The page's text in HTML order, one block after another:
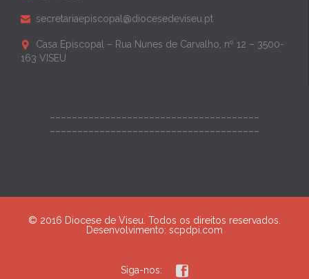
 secretariaepiscopal@diocesedeviseu.pt

Casa Episcopal – Rua Nunes de Carvalho, nº 12 – 3500-
163 VISEU
© 2016 Diocese de Viseu. Todos os direitos reservados.
Desenvolvimento: scpdpi.com
Siga-nos: 